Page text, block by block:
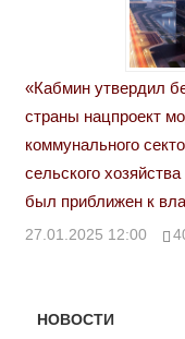
«Кабмин утвердил
страны нацпроект
коммунального
сельского
был приближен к
27.01.2025 12:00
НОВОСТИ